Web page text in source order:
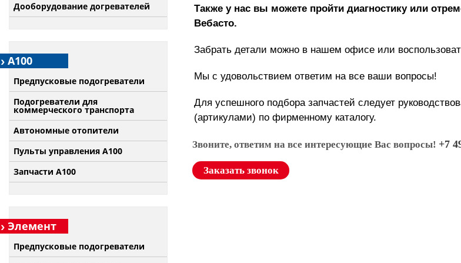
Дооборудование догревателей
А100
Предпусковые подогреватели
Подогреватели для
коммерческого транспорта
Автономные отопители
Пульты управления A100
Запчасти А100
Элемент
Предпусковые подогреватели
Также у нас вы можете пройти диагностику или
Вебасто.
Забрать детали можно в нашем офисе или
Мы с удовольствием ответим на все ваши вопросы!
Для успешного подбора запчастей следует
(артикулами) по фирменному каталогу.
Звоните, ответим на все интересующие Вас вопросы! +7
Заказать звонок